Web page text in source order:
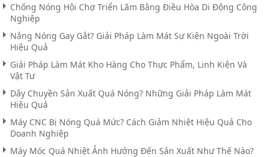
Chống Nóng Hội Chợ Triển Lãm Bằng Điều Hòa Di Động Công
Nghiệp
Nắng Nóng Gay Gắt? Giải Pháp Làm Mát Sự Kiện Ngoài Trời
Hiệu Quả
Giải Pháp Làm Mát Kho Hàng Cho Thực Phẩm, Linh Kiện Và
Vật Tư
Dây Chuyền Sản Xuất Quá Nóng? Những Giải Pháp Làm Mát
Hiệu Quả
Máy CNC Bị Nóng Quá Mức? Cách Giảm Nhiệt Hiệu Quả Cho
Doanh Nghiệp
Máy Móc Quá Nhiệt Ảnh Hưởng Đến Sản Xuất Như Thế Nào?